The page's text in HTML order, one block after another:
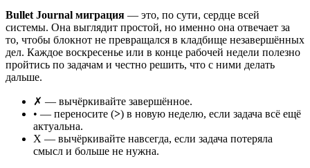
Bullet Journal миграция — это, по сути, сердце всей
системы. Она выглядит простой, но именно она отвечает за
то, чтобы блокнот не превращался в кладбище незавершённых
дел. Каждое воскресенье или в конце рабочей недели полезно
пройтись по задачам и честно решить, что с ними делать
дальше.
✗ — вычёркивайте завершённое.
• — переносите (>) в новую неделю, если задача всё ещё
актуальна.
X — вычёркивайте навсегда, если задача потеряла
смысл и больше не нужна.